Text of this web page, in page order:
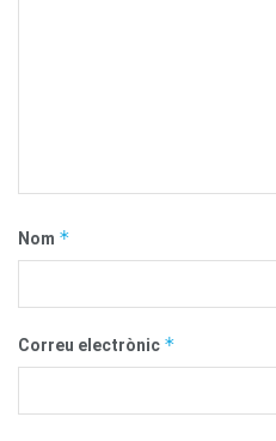
Nom *
Correu electrònic *